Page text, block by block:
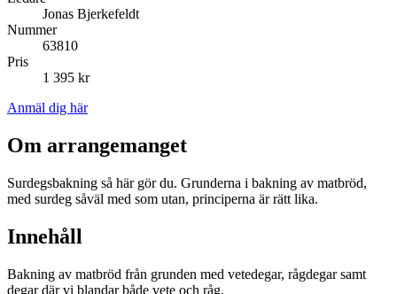
Jonas Bjerkefeldt
Nummer
63810
Pris
1 395 kr
Anmäl dig här
Om arrangemanget
Surdegsbakning så här gör du. Grunderna i bakning av matbröd,
med surdeg såväl med som utan, principerna är rätt lika.
Innehåll
Bakning av matbröd från grunden med vetedegar, rågdegar samt
degar där vi blandar både vete och råg.